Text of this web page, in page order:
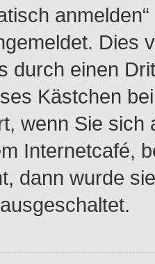
Dies
durch einen
Kästchen
wenn Sie sich
Internetcafé,
dann wurde